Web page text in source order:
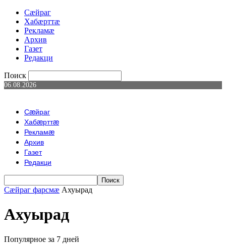
Сæйраг
Хабæрттæ
Рекламæ
Архив
Газет
Редакци
Поиск
06.08.2026
Сæйраг
Хабæрттæ
Рекламæ
Архив
Газет
Редакци
Сæйраг фарсмæ Ахуырад
Ахуырад
Популярное за 7 дней